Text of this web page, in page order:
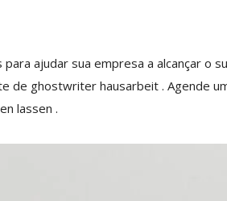
ajudar sua empresa a alcançar o
de ghostwriter hausarbeit . Agende
lassen .